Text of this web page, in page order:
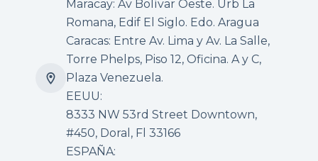
Maracay: Av Bolívar Oeste. Urb La
Romana, Edif El Siglo. Edo. Aragua
Caracas: Entre Av. Lima y Av. La Salle,
Torre Phelps, Piso 12, Oficina. A y C,
Plaza Venezuela.
EEUU:
8333 NW 53rd Street Downtown,
#450, Doral, Fl 33166
ESPAÑA: